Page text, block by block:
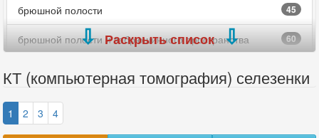
брюшной полости 45
брюшной полости и забрюшинного пространства 60
верхних конечностей (рук)
височно-нижнечелюстных суставов (ВНЧС)
Раскрыть список
КТ (компьютерная томография) селезенки
1 2 3 4